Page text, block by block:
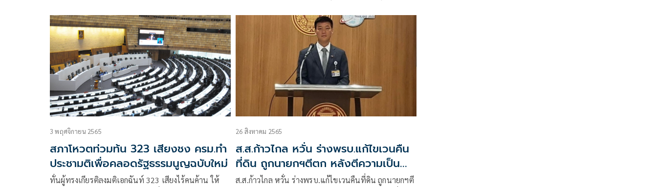
บ้านในกทม.แพงยิบ
3 พฤศจิกายน 2565
สภาโหวตท่วมท้น 323 เสียงชง ครม.ทำ
ประชามติเพื่อคลอดรัฐธรรมนูญฉบับใหม่
ทั่นผู้ทรงเกียรติลงมติเอกฉันท์ 323 เสียงไร้คนค้าน ให้
26 สิงหาคม 2565
ส.ส.ก้าวไกล หวั่น ร่างพรบ.แก้ไขเวนคืน
ที่ดิน ถูกนายกฯตีตก หลังตีความเป็น
กม.การเงิน
ส.ส.ก้าวไกล หวั่น ร่างพรบ.แก้ไขเวนคืนที่ดิน ถูกนายกฯตี